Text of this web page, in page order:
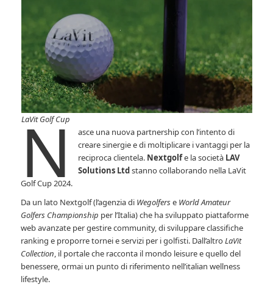
LaVit Golf Cup
N
asce una nuova partnership con l’intento di
creare sinergie e di moltiplicare i vantaggi per la
reciproca clientela. Nextgolfe la società LAV
Solutions Ltdstanno collaborando nella LaVit
Golf Cup 2024.
Da un lato Nextgolf (l’agenzia di Wegolferse World Amateur
Golfers Championship per l’Italia) che ha sviluppato piattaforme
web avanzate per gestire community, di sviluppare classifiche
ranking e proporre tornei e servizi per i golfisti. Dall’altroLaVit
Collection, il portale che racconta il mondo leisure e quello del
benessere, ormai un punto di riferimento nell’italian wellness
lifestyle.